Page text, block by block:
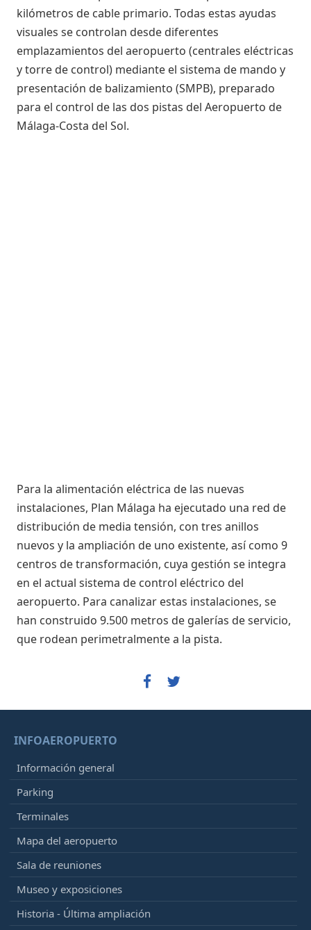
kilómetros de cable primario. Todas estas ayudas
visuales se controlan desde diferentes
emplazamientos del aeropuerto (centrales eléctricas
y torre de control) mediante el sistema de mando y
presentación de balizamiento (SMPB), preparado
para el control de las dos pistas del Aeropuerto de
Málaga-Costa del Sol.
Para la alimentación eléctrica de las nuevas
instalaciones, Plan Málaga ha ejecutado una red de
distribución de media tensión, con tres anillos
nuevos y la ampliación de uno existente, así como 9
centros de transformación, cuya gestión se integra
en el actual sistema de control eléctrico del
aeropuerto. Para canalizar estas instalaciones, se
han construido 9.500 metros de galerías de servicio,
que rodean perimetralmente a la pista.
INFOAEROPUERTO
Información general
Parking
Terminales
Mapa del aeropuerto
Sala de reuniones
Museo y exposiciones
Historia - Última ampliación